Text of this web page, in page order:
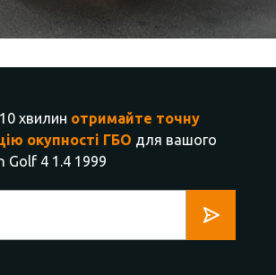
хвилин отримайте точну
окупності ГБО для вашого
Golf 4 1.4 1999